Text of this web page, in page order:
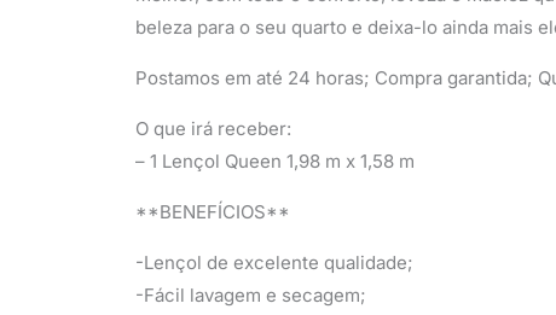
beleza para o seu quarto e deixa-lo ainda mais
Postamos em até 24 horas; Compra garantida;
O que irá receber:
– 1 Lençol Queen 1,98 m x 1,58 m
**BENEFÍCIOS**
-Lençol de excelente qualidade;
-Fácil lavagem e secagem;